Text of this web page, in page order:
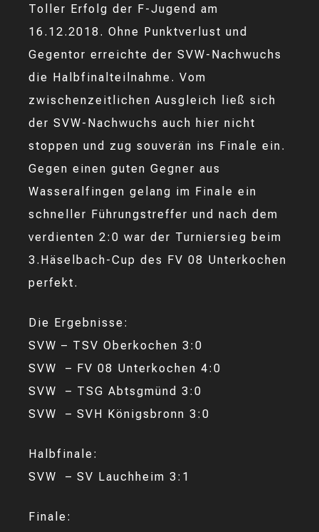
Toller Erfolg der F-Jugend am
16.12.2018. Ohne Punktverlust und
Gegentor erreichte der SVW-Nachwuchs
die Halbfinalteilnahme. Vom
zwischenzeitlichen Ausgleich ließ sich
der SVW-Nachwuchs auch hier nicht
stoppen und zug souverän ins Finale ein.
Gegen einen guten Gegner aus
Wasseralfingen gelang im Finale ein
schneller Führungstreffer und nach dem
verdienten 2:0 war der Turniersieg beim
3.Häselbach-Cup des FV 08 Unterkochen
perfekt.
Die Ergebnisse:
SVW – TSV Oberkochen 3:0
SVW – FV 08 Unterkochen 4:0
SVW – TSG Abtsgmünd 3:0
SVW – SVH Königsbronn 3:0
Halbfinale:
SVW – SV Lauchheim 3:1
Finale: